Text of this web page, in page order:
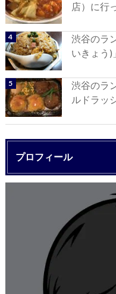
店）に行
渋谷のラ
いきょう)
渋谷のラ
ルドラッ
プロフィール